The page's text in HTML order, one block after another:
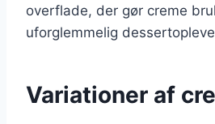
overflade, der gør creme
uforglemmelig
Variationer af